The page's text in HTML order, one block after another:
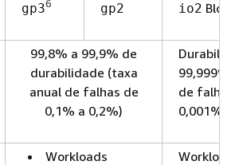
gp3 gp2 io2
99,8% a 99,9% de
durabilidade (taxa
anual de falhas de
0,1% a 0,2%)
99,999%
de
0,001%)
Workloads